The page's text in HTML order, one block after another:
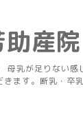
産院
乳が足りない
ます。断乳・卒